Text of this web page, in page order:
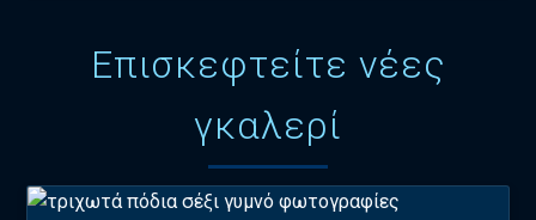
Επισκεφτείτε νέες
γκαλερί